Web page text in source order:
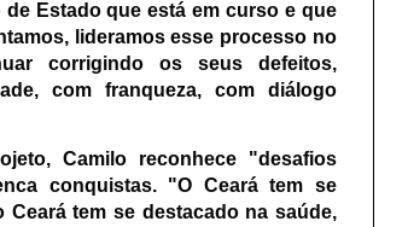
Estado que está em curso e que
lideramos esse processo no
corrigindo os seus defeitos,
com franqueza, com diálogo
Camilo reconhece "desafios
conquistas. "O Ceará tem se
Ceará tem se destacado na saúde,